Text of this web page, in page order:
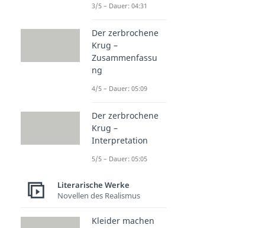
3/5 – Dauer: 04:31
Der zerbrochene
Krug –
Zusammenfassu
ng
4/5 – Dauer: 05:09
Der zerbrochene
Krug –
Interpretation
5/5 – Dauer: 05:05
Literarische Werke
Novellen des Realismus
Kleider machen